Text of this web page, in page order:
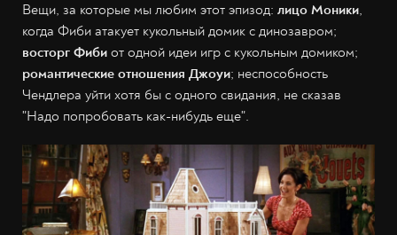
Вещи, за которые мы любим этот эпизод: лицо Моники,
когда Фиби атакует кукольный домик с динозавром;
восторг Фиби от одной идеи игр с кукольным домиком;
романтические отношения Джоуи; неспособность
Чендлера уйти хотя бы с одного свидания, не сказав
"Надо попробовать как-нибудь еще".